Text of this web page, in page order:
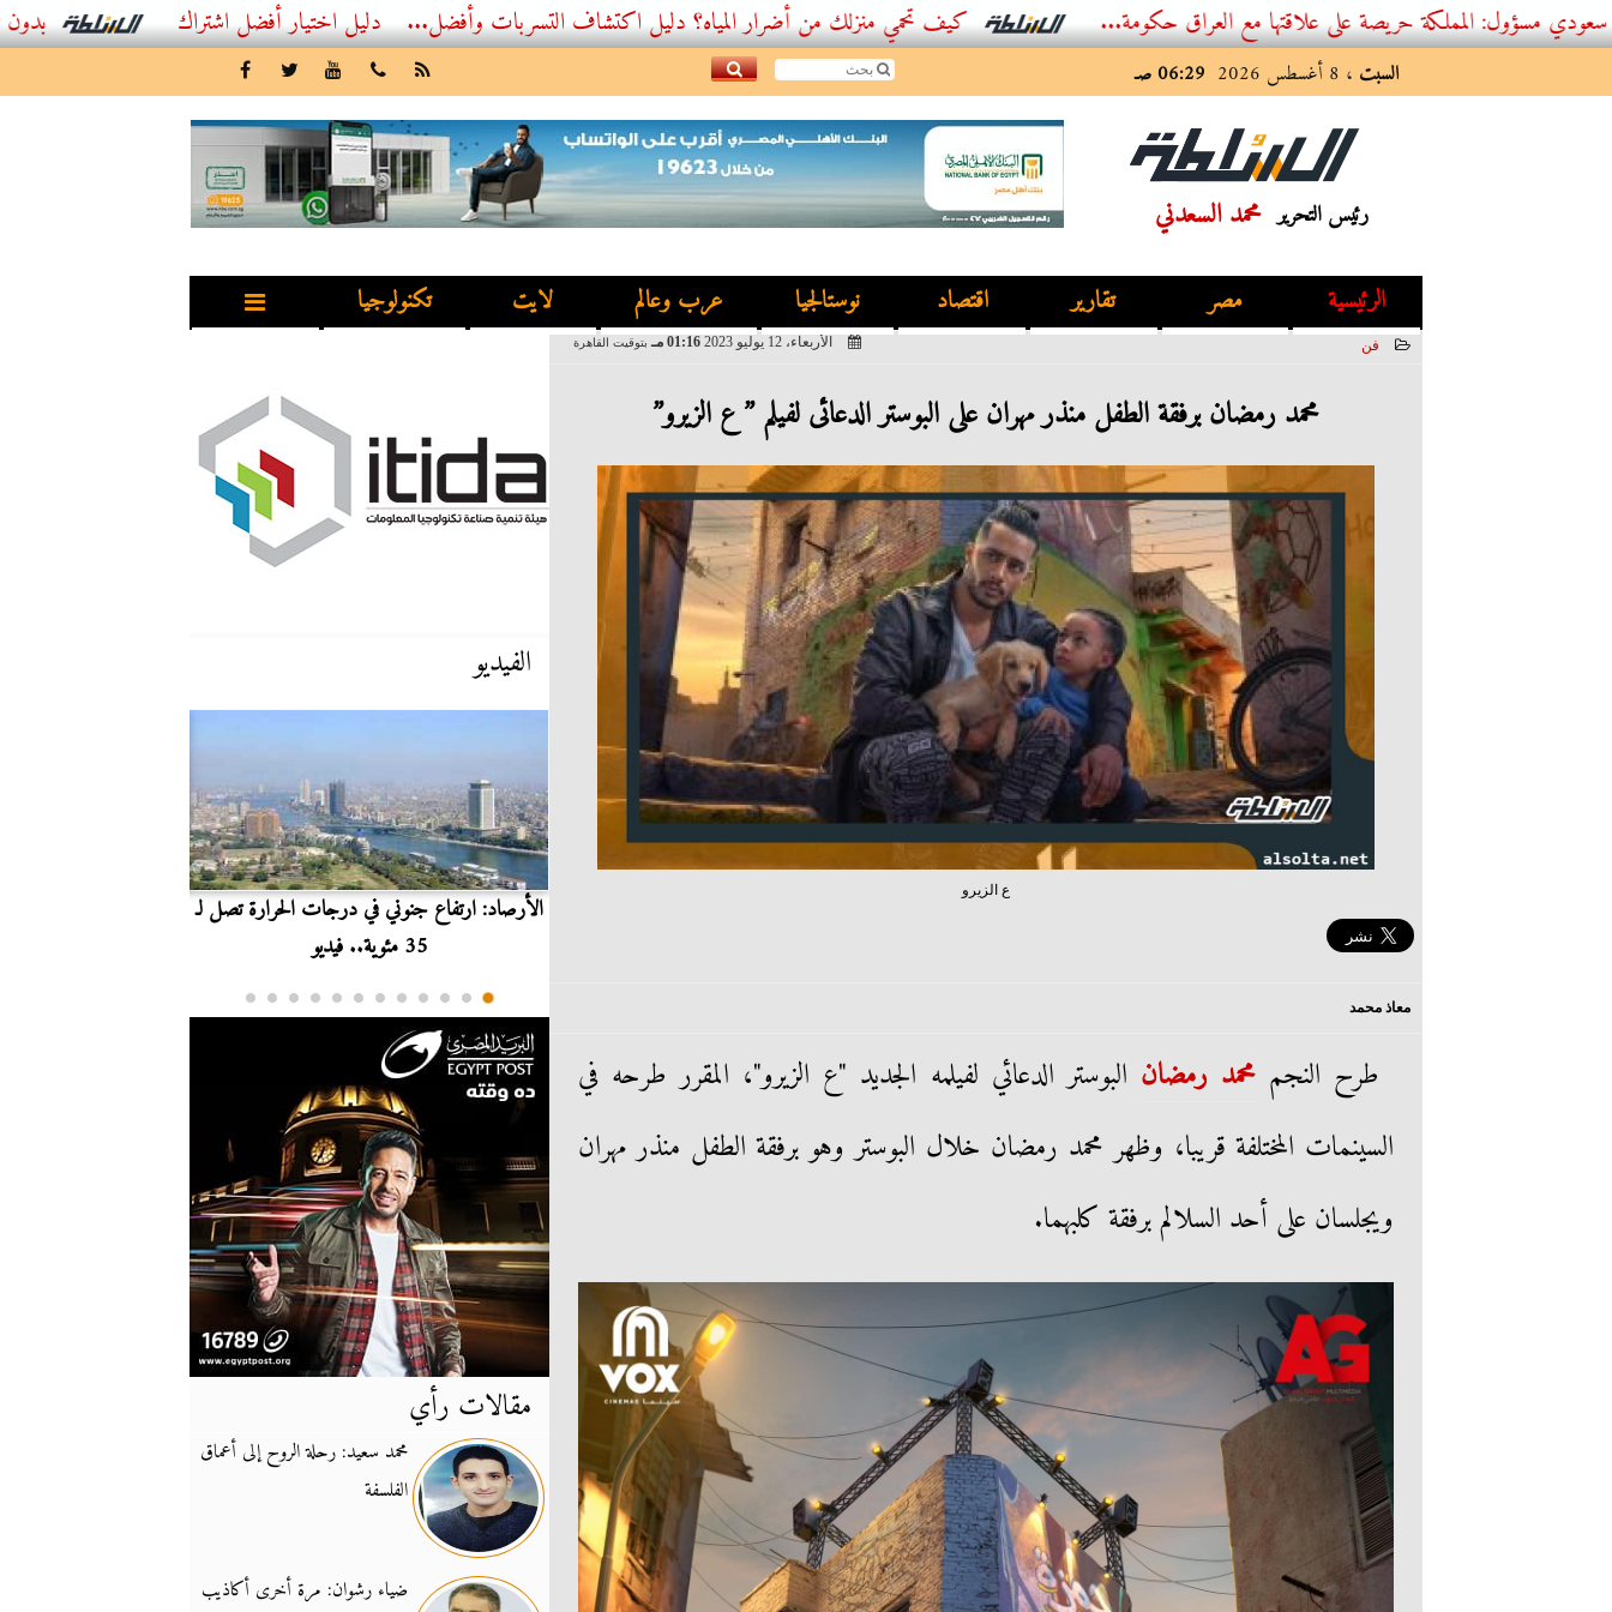
أفضل اشتراك IPTV بدون تقطيع 2026 – دليل المشاهد العصري حريصة على علاقتها مع العراق حكومة... كيف تحمي منزلك من أضرار المياه؟ دليل اكتشاف التسربات وأفضل...
السبت ، 8 أغسطس 2026 06:29 صـ
رئيس التحرير محمد السعدني
الرئيسية مصر تقارير اقتصاد نوستالجيا عرب وعالم لايت تكنولوجيا
فن الأربعاء، 12 يوليو 2023 01:16 مـ بتوقيت القاهرة
محمد رمضان برفقة الطفل منذر مهران على البوستر الدعائى لفيلم ” ع الزيرو”
ع الزيرو
معاذ محمد
طرح النجممحمد رمضان البوستر الدعائي لفيلمه الجديد "ع الزيرو"، المقرر طرحه في
السينمات المختلفة قريبا، وظهر محمد رمضان خلال البوستر وهو برفقة الطفل منذر مهران
ويجلسان على أحد السلالم برفقة كلبهما.
الفيديو
الأرصاد: ارتفاع جنوني في درجات الحرارة تصل لـ
35 مئوية.. فيديو
مقالات رأي
محمد سعيد: رحلة الروح إلى أعماق
الفلسفة
ضياء رشوان: مرة أخرى أكاذيب